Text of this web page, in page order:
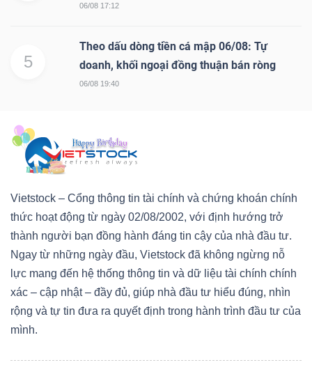
06/08 17:12
5
Theo dấu dòng tiền cá mập 06/08: Tự
doanh, khối ngoại đồng thuận bán ròng
06/08 19:40
Vietstock – Cổng thông tin tài chính và chứng khoán chính
thức hoạt động từ ngày 02/08/2002, với định hướng trở
thành người bạn đồng hành đáng tin cậy của nhà đầu tư.
Ngay từ những ngày đầu, Vietstock đã không ngừng nỗ
lực mang đến hệ thống thông tin và dữ liệu tài chính chính
xác – cập nhật – đầy đủ, giúp nhà đầu tư hiểu đúng, nhìn
rộng và tự tin đưa ra quyết định trong hành trình đầu tư của
mình.